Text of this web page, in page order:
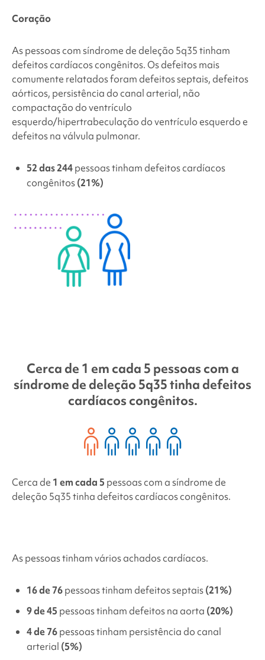
Coração
As pessoas comsíndrome de deleção 5q35tinham
defeitos cardíacos congênitos. Os defeitos mais
comumente relatados foram defeitos septais, defeitos
aórticos, persistência do canal arterial, não
compactação do ventrículo
esquerdo/hipertrabeculação do ventrículo esquerdo e
defeitos na válvula pulmonar.
52 das 244pessoas tinham defeitos cardíacos
congênitos(21%)
Graphs
Cerca de 1 em cada 5 pessoas com a
síndrome de deleção 5q35tinha defeitos
cardíacos congênitos.
Cerca de 1 em cada 5 pessoas com asíndrome de
deleção 5q35tinha defeitos cardíacos congênitos.
As pessoas tinham vários achados cardíacos.
16 de 76pessoas tinham defeitos septais(21%)
9 de 45 pessoas tinham defeitos na aorta (20%)
4 de 76pessoas tinham persistência do canal
arterial (5%)